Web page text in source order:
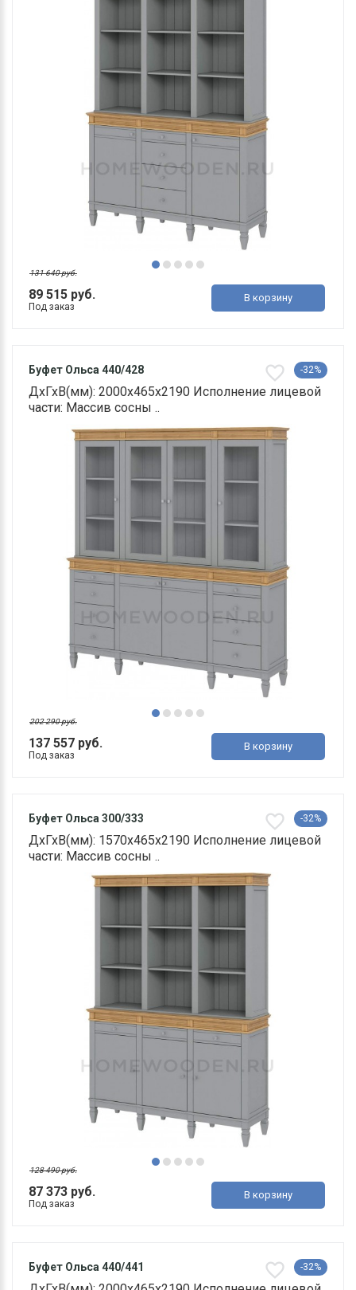
89 515 руб.
131 640 руб.
Под заказ
В корзину
Буфет Ольса 440/428 -32%
ДхГхВ(мм): 2000х465х2190 Исполнение лицевой
части: Массив сосны ..
137 557 руб.
202 290 руб.
Под заказ
В корзину
Буфет Ольса 300/333 -32%
ДхГхВ(мм): 1570х465х2190 Исполнение лицевой
части: Массив сосны ..
87 373 руб.
128 490 руб.
Под заказ
В корзину
Буфет Ольса 440/441 -32%